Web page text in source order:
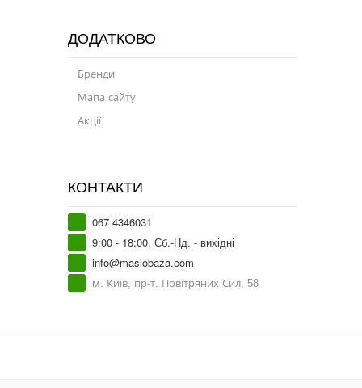
ДОДАТКОВО
Бренди
Мапа сайту
Акції
КОНТАКТИ
067 4346031
9:00 - 18:00, Сб.-Нд. - вихідні
info@maslobaza.com
м. Київ, пр-т. Повітряних Сил, 58